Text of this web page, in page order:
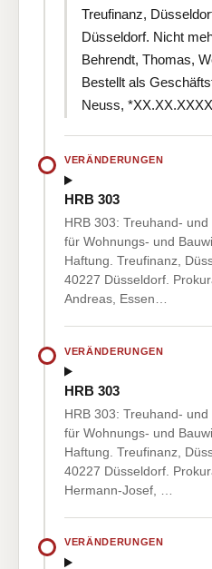
Treufinanz,
Düsseldorf. Nicht
Behrendt, Thomas,
Bestellt als
Neuss,
VERÄNDERUNGEN
HRB 303
HRB 303: Treuhand-
für Wohnungs- und
Haftung. Treufinanz,
40227 Düsseldorf.
Andreas, Essen…
VERÄNDERUNGEN
HRB 303
HRB 303: Treuhand-
für Wohnungs- und
Haftung. Treufinanz,
40227 Düsseldorf.
Hermann-Josef, …
VERÄNDERUNGEN